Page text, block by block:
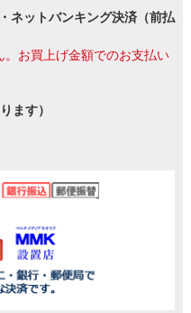
ネットバンキング決済（前払
お買上げ金額でのお支払い
ます）